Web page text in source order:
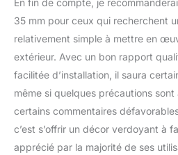
En fin de compte, je
35 mm pour ceux qui recherchent
relativement simple à mettre en
extérieur. Avec un bon rapport
facilitée d’installation, il saura
même si quelques précautions
certains commentaires
c’est s’offrir un décor verdoyant à
apprécié par la majorité de ses